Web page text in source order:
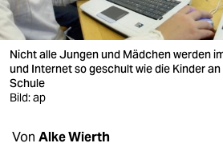
verlag
veranstaltungen
shop
unterstützen
Nicht alle Jungen und Mädchen werden
und Internet so geschult wie die Kinder
Schule
Bild: ap
Von Alke Wierth